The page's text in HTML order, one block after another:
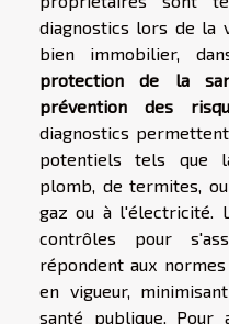
diagnostics lors de la
bien immobilier,
protection de la
prévention des
diagnostics
potentiels tels que
plomb, de termites,
gaz ou à l'électricité.
contrôles pour
répondent aux
en vigueur,
santé publique.